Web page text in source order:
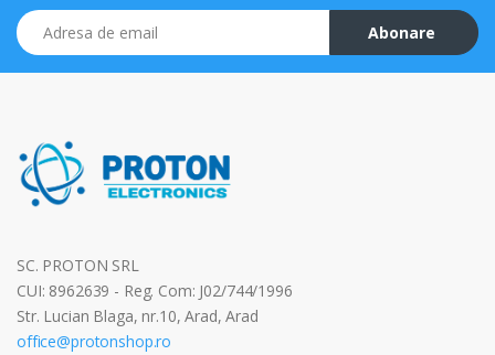
Adresa de email
Abonare
SC. PROTON SRL
CUI: 8962639 - Reg. Com: J02/744/1996
Str. Lucian Blaga, nr.10, Arad, Arad
office@protonshop.ro